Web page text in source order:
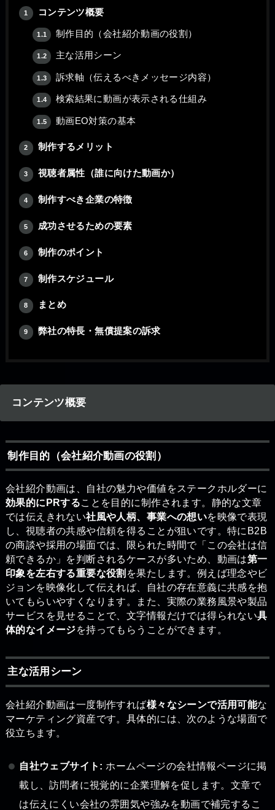
1 コンテンツ概要
1.1 制作目的（会社紹介動画の役割）
1.2 主な活用シーン
1.3 訴求軸（伝えるべきメッセージ内容）
1.4 検索結果に動画が表示される仕組み
1.5 動画EO対策の基本
2 制作するメリット
3 視聴者属性（誰に向けた動画か）
4 制作すべき企業の特徴
5 成功させるための要素
6 制作のポイント
7 制作スケジュール
8 まとめ
9 弊社の特長・無償提案の訴求
コンテンツ概要
制作目的（会社紹介動画の役割）
会社紹介動画は、自社の魅力や価値をステークホルダーに
効果的にPRすることを目的に制作されます。静的な文章
では伝えきれない社風や人柄、事業への想いを映像で表現
し、視聴者の共感や信頼を得ることが狙いです。特にB2B
の商談や採用の場面では、限られた時間で「この会社は信
頼できるか」を判断されるケースが多いため、動画は第一
印象を左右する重要な役割 を果たします。例えば理念やビ
ジョンを映像化して伝えれば、自社の存在意義に共感を抱
いてもらいやすくなります。また、実際の業務風景や製品
サービスを見せることで、文字情報だけでは得られない具
体的なイメージを持ってもらうことができます。
主な活用シーン
会社紹介動画は一度制作すれば様々なシーンで活用可能な
マーケティング資産です。具体的には、次のような場面で
役立ちます。
自社ウェブサイト: ホームページの会社情報ページに掲
載し、訪問者に視覚的に企業理解を促します。文章で
は伝えにくい会社の雰囲気や強みを動画で補完するこ